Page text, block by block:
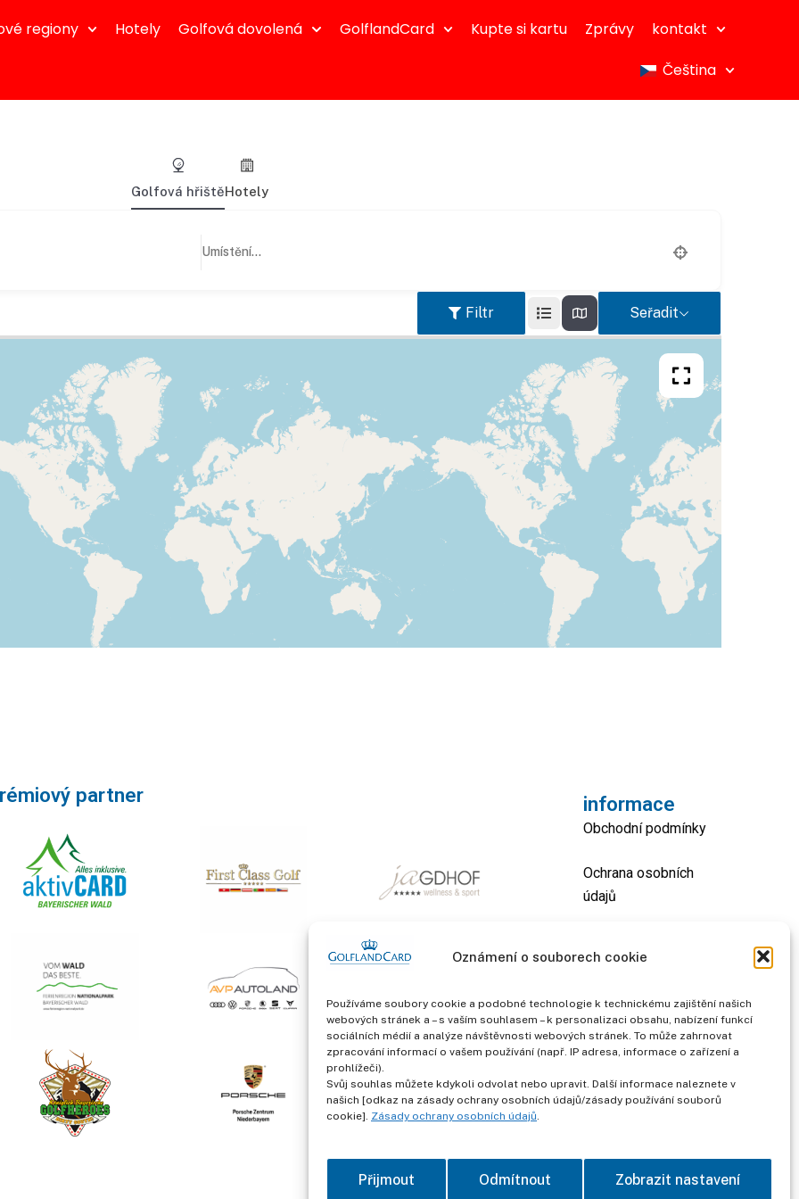
Oznámení o souborech cookie
Používáme soubory cookie a podobné technologie k technickému zajištění našich
webových stránek a – s vaším souhlasem – k personalizaci obsahu, nabízení funkcí
sociálních médií a analýze návštěvnosti webových stránek. To může zahrnovat
zpracování informací o vašem používání (např. IP adresa, informace o zařízení a
prohlížeči).
Svůj souhlas můžete kdykoli odvolat nebo upravit. Další informace naleznete v
našich [odkaz na zásady ochrany osobních údajů/zásady používání souborů
cookie]. Zásady ochrany osobních údajů.
Přijmout Odmítnout Zobrazit nastavení
regiony Hotely Golfová dovolená GolflandCard Kupte si kartu Zprávy
kontakt
Čeština
Golfová hřištěHotely
Filtr Seřadit
partner informace
Obchodní podmínky
Ochrana osobních
údajů